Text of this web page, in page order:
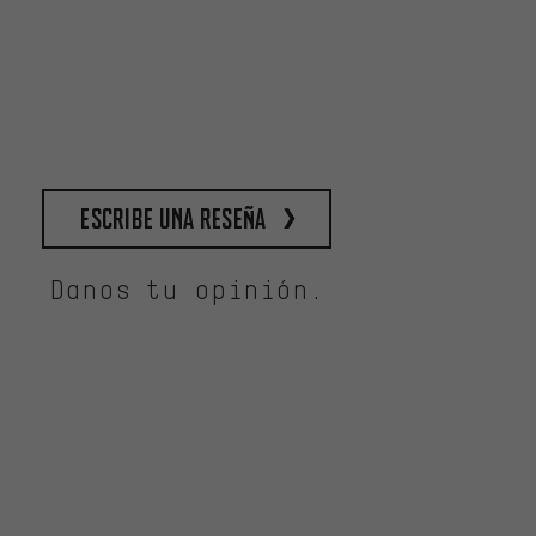
escribe una reseña
Danos tu opinión.